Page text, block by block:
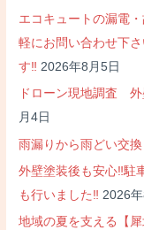
エコキュートの漏電
軽にお問い合わせ下
す‼ 2026年8月5日
ドローン現地調査
月4日
雨漏りから雨どい交
外壁塗装後も安心‼駐
も行いました‼ 2026
地域の夏を支える【
ョ
ン